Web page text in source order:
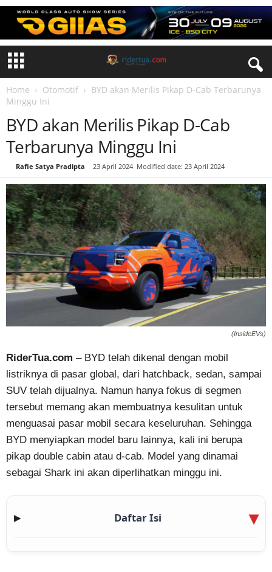
Home Otomotif
BYD akan Merilis Pikap D-Cab Terbarunya
Minggu Ini
BYD akan Merilis Pikap D-Cab
Terbarunya Minggu Ini
Rafie Satya Pradipta 23 April 2024 Modified date: 23 April 2024
(InsideEVs)
RiderTua.com – BYD telah dikenal dengan mobil
listriknya di pasar global, dari hatchback, sedan, sampai
SUV telah dijualnya. Namun hanya fokus di segmen
tersebut memang akan membuatnya kesulitan untuk
menguasai pasar mobil secara keseluruhan. Sehingga
BYD menyiapkan model baru lainnya, kali ini berupa
pikap double cabin atau d-cab. Model yang dinamai
sebagai Shark ini akan diperlihatkan minggu ini.
▶ Daftar Isi